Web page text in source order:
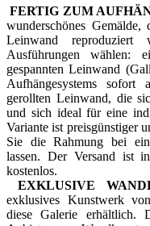
FERTIG ZUM
wunderschönes
Leinwand
Ausführungen wählen:
gespannten Leinwand
Aufhängesystems
gerollten Leinwand, die
und sich ideal für eine
Variante ist preisgünstiger
Sie die Rahmung bei
lassen. Der Versand ist
kostenlos.
EXKLUSIVE
exklusives Kunstwerk
diese Galerie erhältlich.